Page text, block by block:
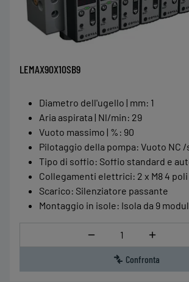
LEMAX90X10SB9
Diametro dell'ugello | mm: 1
Aria aspirata | Nl/min: 29
Vuoto massimo | % : 90
Pilotaggio della pompa: Vuoto NC
Tipo di soffio: Soffio standard e
Collegamenti elettrici: 2 x M8 4 poli
Scarico: Silenziatore passante
Montaggio in isole: Isola da 9
Quantità
Confronta